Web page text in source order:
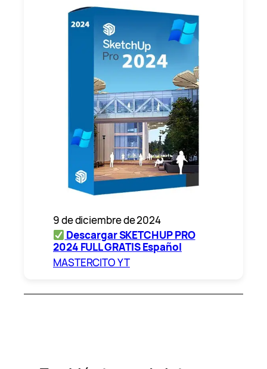
9 de diciembre de 2024
Descargar SKETCHUP PRO
2024 FULL GRATIS Español
MASTERCITO YT